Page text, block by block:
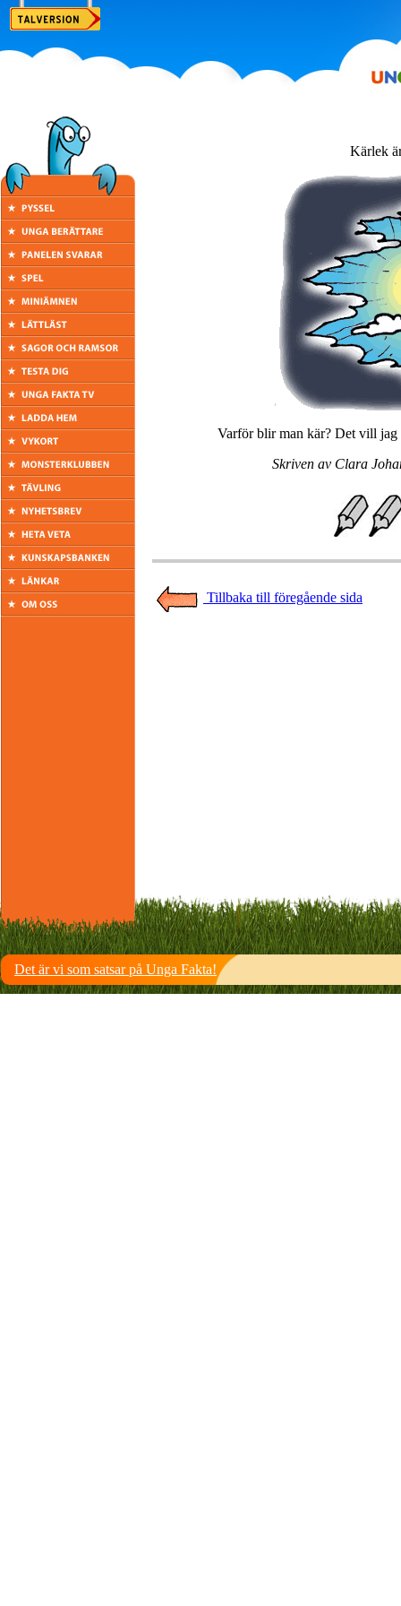
Kärlek
Varför blir man kär? Det vill
Skriven av Clara
Tillbaka till föregående sida
Det är vi som satsar på Unga Fakta!